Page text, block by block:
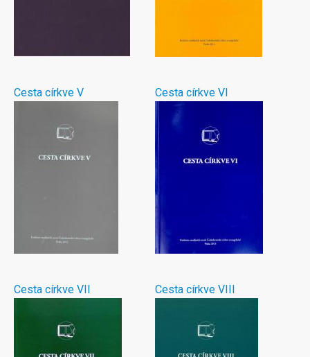
Cesta církve V Cesta církve VI
Cesta církve VII Cesta církve VIII